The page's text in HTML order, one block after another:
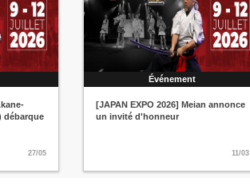
débarque
27/05
Événement
[JAPAN EXPO 2026] Meian annonce
un invité d'honneur
11/03